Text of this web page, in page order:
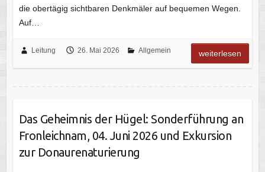
die obertägig sichtbaren Denkmäler auf bequemen Wegen.
Auf…
Leitung 26. Mai 2026 Allgemein weiterlesen
Das Geheimnis der Hügel: Sonderführung an
Fronleichnam, 04. Juni 2026 und Exkursion
zur Donaurenaturierung